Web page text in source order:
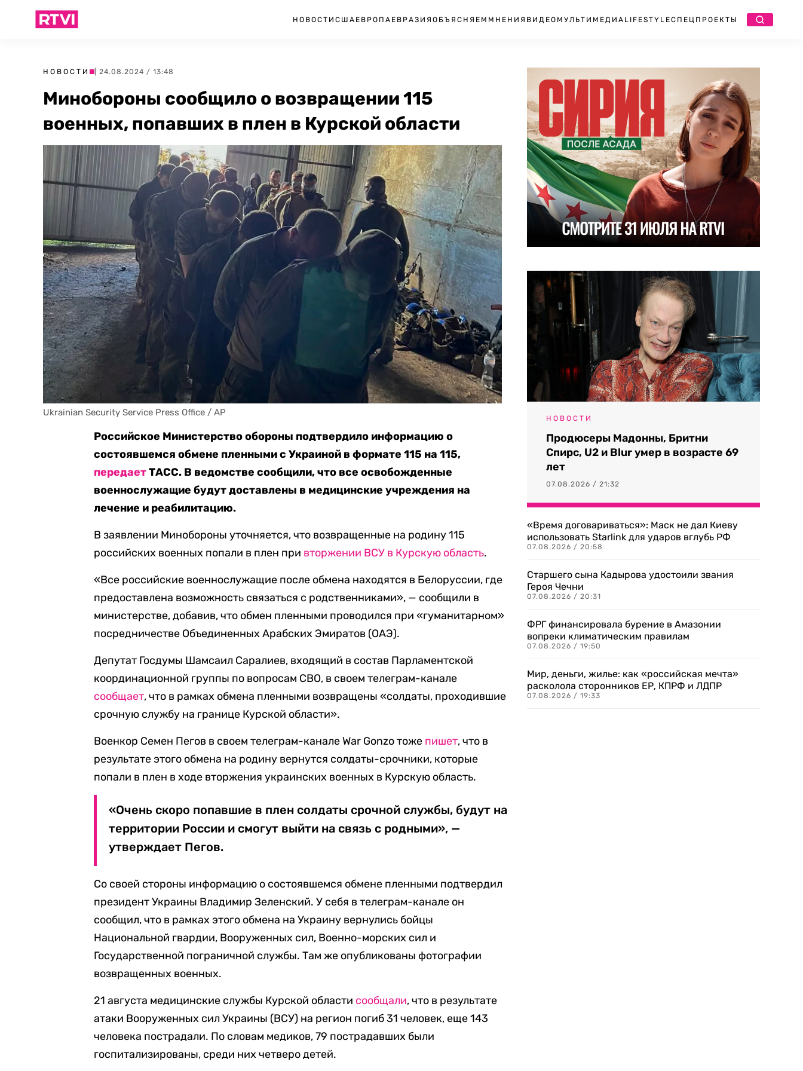
НОВОСТИ США ЕВРОПА ЕВРАЗИЯ ОБЪЯСНЯЕМ МНЕНИЯ ВИДЕО МУЛЬТИМЕДИА LIFESTYLEСПЕЦПРОЕКТЫ
НОВОСТИ | 24.08.2024 / 13:48
Минобороны сообщило о возвращении 115
военных, попавших в плен в Курской области
Ukrainian Security Service Press Office / AP
Российское Министерство обороны подтвердило информацию о
состоявшемся обмене пленными с Украиной в формате 115 на 115,
передаетТАСС. В ведомстве сообщили, что все освобожденные
военнослужащие будут доставлены в медицинские учреждения на
лечение и реабилитацию.
В заявлении Минобороны уточняется, что возвращенные на родину 115
российских военных попали в плен при вторжении ВСУ в Курскую область.
«Все российские военнослужащие после обмена находятся в Белоруссии, где
предоставлена возможность связаться с родственниками», — сообщили в
министерстве, добавив, что обмен пленными проводился при «гуманитарном»
посредничестве Объединенных Арабских Эмиратов (ОАЭ).
Депутат Госдумы Шамсаил Саралиев, входящий в состав Парламентской
координационной группы по вопросам СВО, в своем телеграм-канале
сообщает, что в рамках обмена пленными возвращены «солдаты, проходившие
срочную службу на границе Курской области».
Военкор Семен Пегов в своем телеграм-канале War Gonzo тоже пишет, что в
результате этого обмена на родину вернутся солдаты-срочники, которые
попали в плен в ходе вторжения украинских военных в Курскую область.
«Очень скоро попавшие в плен солдаты срочной службы, будут на
территории России и смогут выйти на связь с родными», —
утверждает Пегов.
Со своей стороны информацию о состоявшемся обмене пленными подтвердил
президент Украины Владимир Зеленский. У себя в телеграм-канале он
сообщил, что в рамках этого обмена на Украину вернулись бойцы
Национальной гвардии, Вооруженных сил, Военно-морских сил и
Государственной пограничной службы. Там же опубликованы фотографии
возвращенных военных.
21 августа медицинские службы Курской области сообщали, что в результате
атаки Вооруженных сил Украины (ВСУ) на регион погиб 31 человек, еще 143
человека пострадали. По словам медиков, 79 пострадавших были
госпитализированы, среди них четверо детей.
НОВОСТИ
Продюсеры Мадонны, Бритни
Спирс, U2 и Blur умер в возрасте 69
лет
07.08.2026 / 21:32
«Время договариваться»: Маск не дал Киеву
использовать Starlink для ударов вглубь РФ
07.08.2026 / 20:58
Старшего сына Кадырова удостоили звания
Героя Чечни
07.08.2026 / 20:31
ФРГ финансировала бурение в Амазонии
вопреки климатическим правилам
07.08.2026 / 19:50
Мир, деньги, жилье: как «российская мечта»
расколола сторонников ЕР, КПРФ и ЛДПР
07.08.2026 / 19:33